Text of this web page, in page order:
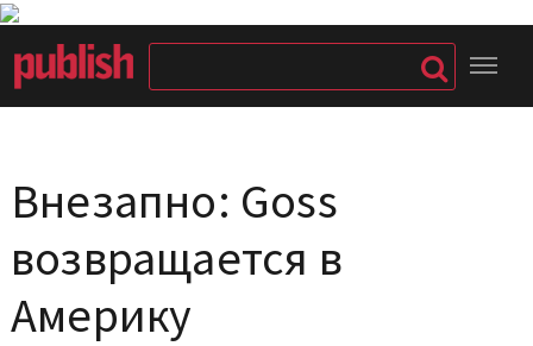
Внезапно: Goss
возвращается в
Америку